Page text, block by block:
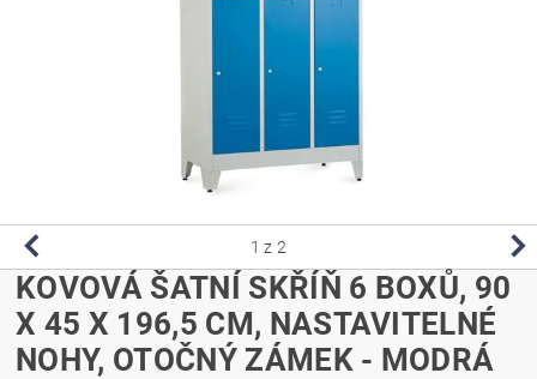
1 z 2
KOVOVÁ ŠATNÍ SKŘÍŇ 6 BOXŮ, 90
X 45 X 196,5 CM, NASTAVITELNÉ
NOHY, OTOČNÝ ZÁMEK - MODRÁ